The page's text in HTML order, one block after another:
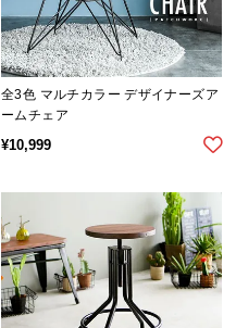
全3色 マルチカラー デザイナーズア
ームチェア
¥10,999